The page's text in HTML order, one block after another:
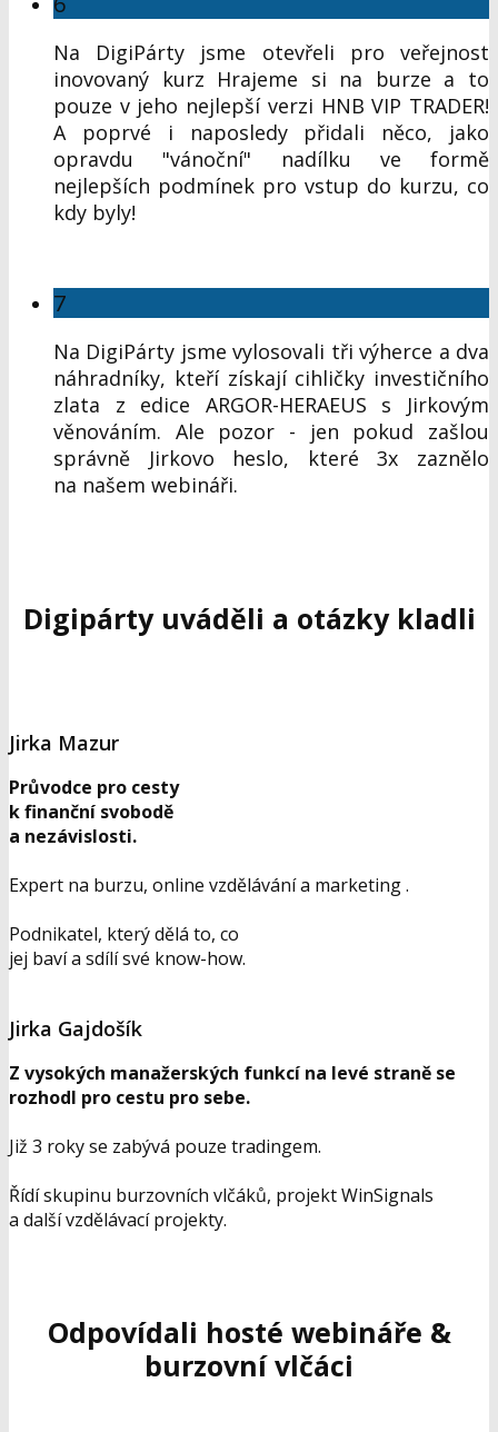
Na DigiPárty jsme otevřeli pro veřejnost
inovovaný kurz Hrajeme si na burze a to
pouze v jeho nejlepší verzi HNB VIP TRADER!
A poprvé i naposledy přidali něco, jako
opravdu "vánoční" nadílku ve formě
nejlepších podmínek pro vstup do kurzu, co
kdy byly!
7
Na DigiPárty jsme vylosovali tři výherce a dva
náhradníky, kteří získají cihličky investičního
zlata z edice ARGOR-HERAEUS s Jirkovým
věnováním. Ale pozor - jen pokud zašlou
správně Jirkovo heslo, které 3x zaznělo
na našem webináři.
Digipárty uváděli a otázky kladli
Jirka Mazur
Průvodce pro cesty
k finanční svobodě
a nezávislosti.
Expert na burzu, online vzdělávání a marketing .
Podnikatel, který dělá to, co
jej baví a sdílí své know-how.
Jirka Gajdošík
Z vysokých manažerských funkcí na levé straně se
rozhodl pro cestu pro sebe.
Již 3 roky se zabývá pouze tradingem.
Řídí skupinu burzovních vlčáků, projekt WinSignals
a další vzdělávací projekty.
Odpovídali hosté webináře &
burzovní vlčáci